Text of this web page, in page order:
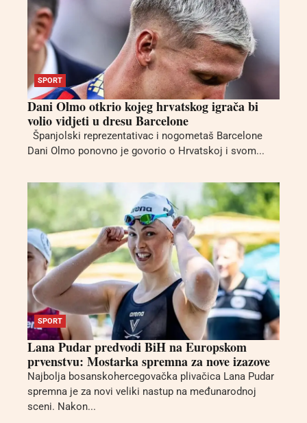
SPORT
Dani Olmo otkrio kojeg hrvatskog igrača bi
volio vidjeti u dresu Barcelone
Španjolski reprezentativac i nogometaš Barcelone
Dani Olmo ponovno je govorio o Hrvatskoj i svom...
SPORT
Lana Pudar predvodi BiH na Europskom
prvenstvu: Mostarka spremna za nove izazove
Najbolja bosanskohercegovačka plivačica Lana Pudar
spremna je za novi veliki nastup na međunarodnoj
sceni. Nakon...